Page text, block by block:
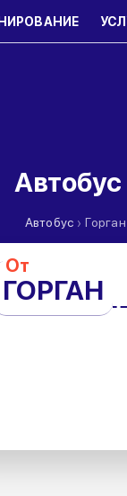
Автобус ›
От
ГОРГАН